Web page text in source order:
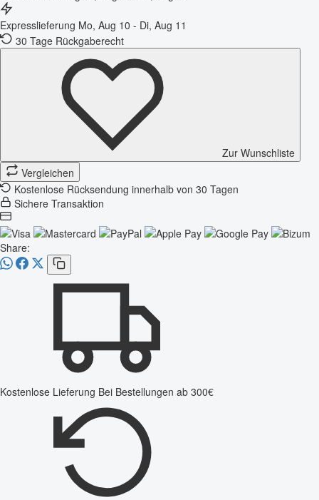
Expresslieferung Mo, Aug 10 - Di, Aug 11
30 Tage Rückgaberecht
Zur Wunschliste
Vergleichen
Kostenlose Rücksendung innerhalb von 30 Tagen
Sichere Transaktion
Share:
Kostenlose Lieferung Bei Bestellungen ab 300€